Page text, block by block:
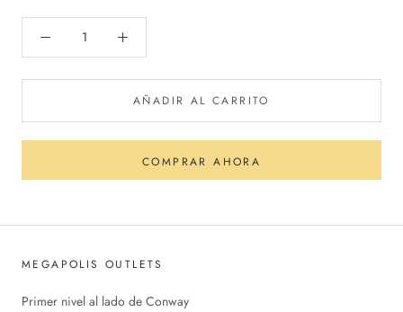
AÑADIR AL CARRITO
COMPRAR AHORA
MEGAPOLIS OUTLETS
Primer nivel al lado de Conway